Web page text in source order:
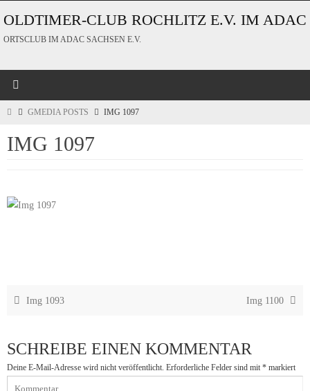
Inhalt
springen
OLDTIMER-CLUB ROCHLITZ E.V. IM ADAC
ORTSCLUB IM ADAC SACHSEN E.V.
STARTGMEDIA POSTS IMG 1097
IMG 1097
Img 1093 Img 1100
SCHREIBE EINEN KOMMENTAR
Deine E-Mail-Adresse wird nicht veröffentlicht. Erforderliche Felder sind mit * markiert